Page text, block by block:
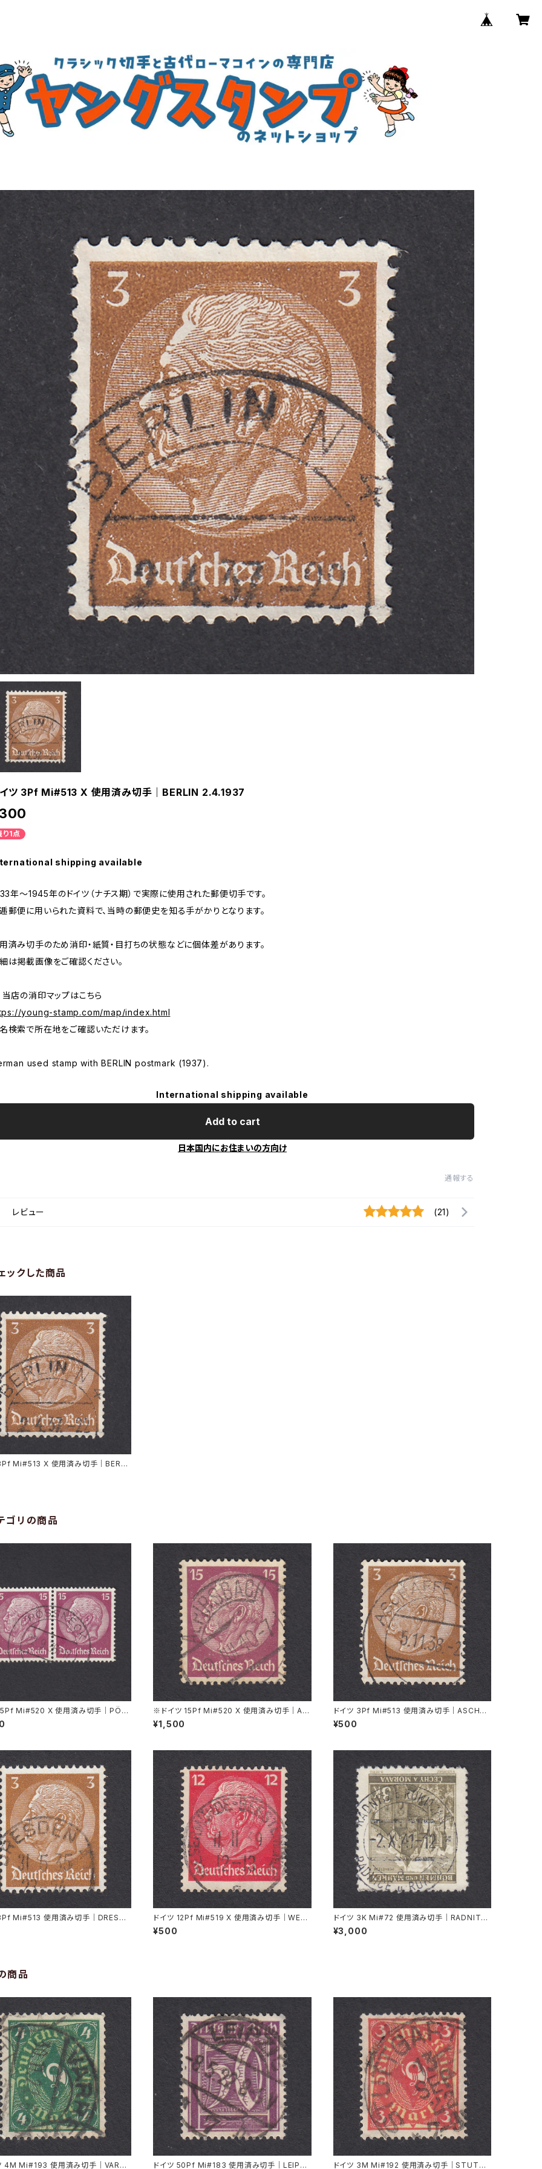
ツ 3Pf Mi#513 X 使用済み切手｜BERLIN 2.4.1937
り1点
shipping available
年～1945年のドイツ（ナチス期）で実際に使用された郵便切手です。
郵便に用いられた資料で、当時の郵便史を知る手がかりとなります。
済み切手のため消印・紙質・目打ちの状態などに個体差があります。
は掲載画像をご確認ください。
店の消印マップはこちら
young-stamp.com/map/index.html
検索で所在地をご確認いただけます。
used stamp with BERLIN postmark (1937).
International shipping available
Add to cart
日本国内にお住まいの方向け
通報する
レビュー (21)
ックした商品
Mi#513 X 使用済み切手｜BERLI
ゴリの商品
Mi#520 X 使用済み切手｜PÖS
22.9.1936
※ドイツ 15Pf Mi#520 X 使用済み切手｜AL
PIRSBACH 19.JUL.1940
¥1,500
ドイツ 3Pf Mi#513 使用済み切手｜ASCHAF
FENBURG 5.11.1936
¥500
Mi#513 使用済み切手｜DRESDE
ドイツ 12Pf Mi#519 X 使用済み切手｜WESE
RMÜNDE-GEESTEMÜNDE 11.11.1939
¥500
ドイツ 3K Mi#72 使用済み切手｜RADNITZ
b. ROKITZAN 2.X.1941
¥3,000
商品
4M Mi#193 使用済み切手｜VARRE ドイツ 50Pf Mi#183 使用済み切手｜LEIPZI ドイツ 3M Mi#192 使用済み切手｜STUTTG